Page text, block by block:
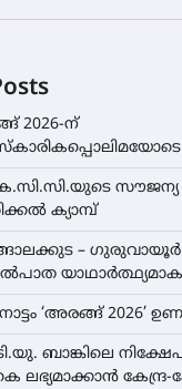
2026-ന്
ക്യാമ്പ്
–
‘അരങ്ങ് 2026’
ബാങ്കിലെ
ലഭ്യമാക്കാൻ